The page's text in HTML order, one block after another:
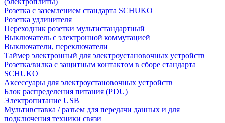
(электроплиты)
Розетка с заземлением стандарта SCHUKO
Розетка удлинителя
Переходник розетки мультистандартный
Выключатель с электронной коммутацией
Выключатели, переключатели
Таймер электронный для электроустановочных устройств
Розетка/вилка с защитным контактом в сборе стандарта
SCHUKO
Аксессуары для электроустановочных устройств
Блок распределения питания (PDU)
Электропитание USB
Мультивставка / разъем для передачи данных и для
подключения техники связи